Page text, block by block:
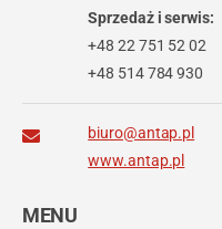
Sprzedaż i serwis:
+48 22 751 52 02
+48 514 784 930
biuro@antap.pl
www.antap.pl
MENU